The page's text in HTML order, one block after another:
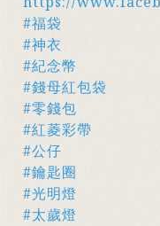
#福袋
#神衣
#紀念幣
#錢母紅包袋
#零錢包
#紅菱彩帶
#公仔
#鑰匙圈
#光明燈
#太歲燈